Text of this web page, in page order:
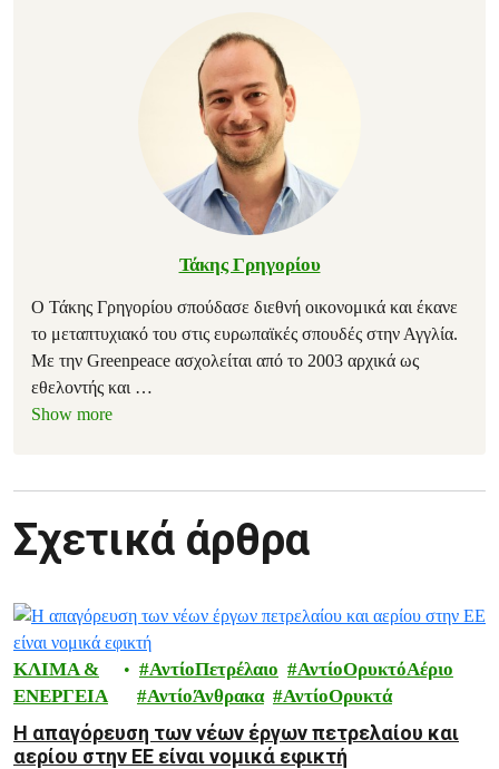
Τάκης Γρηγορίου
Ο Τάκης Γρηγορίου σπούδασε διεθνή οικονομικά και έκανε
το μεταπτυχιακό του στις ευρωπαϊκές σπουδές στην Αγγλία.
Με την Greenpeace ασχολείται από το 2003 αρχικά ως
εθελοντής και …
Show more
Σχετικά άρθρα
ΚΛΙΜΑ &
ΕΝΕΡΓΕΙΑ
ΑντίοΠετρέλαιο
ΑντίοΟρυκτόΑέριο
ΑντίοΆνθρακα
ΑντίοΟρυκτά
Η απαγόρευση των νέων έργων πετρελαίου και
αερίου στην ΕΕ είναι νομικά εφικτή